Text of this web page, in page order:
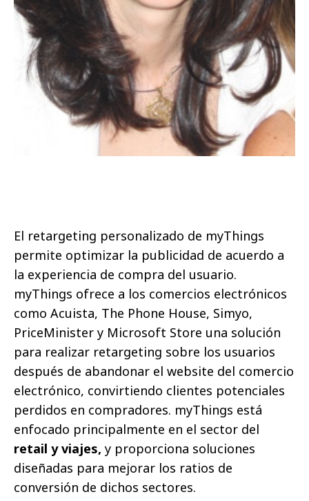
El retargeting personalizado de myThings
permite optimizar la publicidad de acuerdo a
la experiencia de compra del usuario.
myThings ofrece a los comercios electrónicos
como Acuista, The Phone House, Simyo,
PriceMinister y Microsoft Store una solución
para realizar retargeting sobre los usuarios
después de abandonar el website del comercio
electrónico, convirtiendo clientes potenciales
perdidos en compradores. myThings está
enfocado principalmente en el sector del
retail y viajes, y proporciona soluciones
diseñadas para mejorar los ratios de
conversión de dichos sectores.